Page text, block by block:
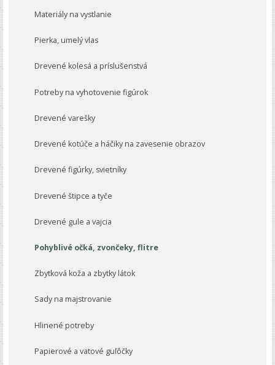
Materiály na vystlanie
Pierka, umelý vlas
Drevené kolesá a príslušenstvá
Potreby na vyhotovenie figúrok
Drevené varešky
Drevené kotúče a háčiky na zavesenie obrazov
Drevené figúrky, svietníky
Drevené štipce a tyče
Drevené gule a vajcia
Pohyblivé očká, zvončeky, flitre
Zbytková koža a zbytky látok
Sady na majstrovanie
Hlinené potreby
Papierové a vatové guľôčky